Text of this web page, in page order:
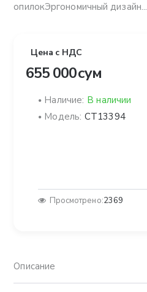
опилокЭргономичный дизайн...
Цена с НДС
655 000 сум
Наличие: В наличии
Модель: CT13394
Просмотрено:2369
Описание